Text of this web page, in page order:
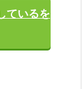
ているを